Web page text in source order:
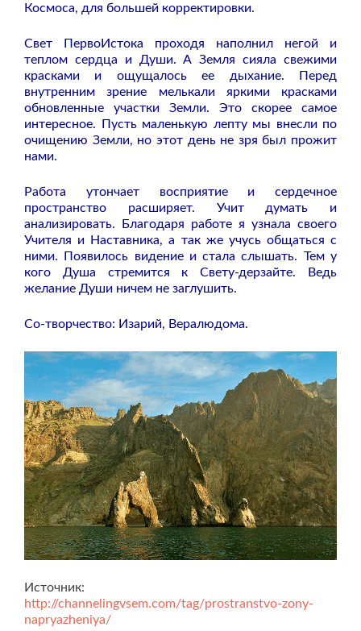
Космоса, для большей корректировки.
Свет ПервоИстока проходя наполнил негой и
теплом сердца и Души. А Земля сияла свежими
красками и ощущалось ее дыхание. Перед
внутренним зрение мелькали яркими красками
обновленные участки Земли. Это скорее самое
интересное. Пусть маленькую лепту мы внесли по
очищению Земли, но этот день не зря был прожит
нами.
Работа утончает восприятие и сердечное
пространство расширяет. Учит думать и
анализировать. Благодаря работе я узнала своего
Учителя и Наставника, а так же учусь общаться с
ними. Появилось видение и стала слышать. Тем у
кого Душа стремится к Свету-дерзайте. Ведь
желание Души ничем не заглушить.
Со-творчество: Изарий, Вералюдома.
Источник:
http://channelingvsem.com/tag/prostranstvo-zony-
napryazheniya/